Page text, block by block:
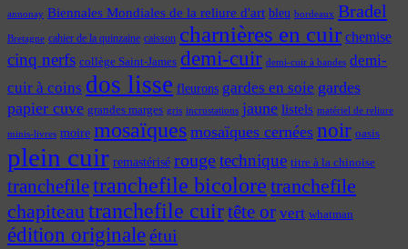
annonay Biennales Mondiales de la reliure d'art bleu bordeaux Bradel
Bretagne cahier de la quinzaine caisson charnières en cuir chemise
cinq nerfs collège Saint-James demi-cuir demi-cuir à bandes demi-
cuir à coins dos lisse fleurons gardes en soie gardes
papier cuve grandes marges gris incrustations jaune listels matériel de reliure
minis-livres moire mosaïques mosaïques cernées noir oasis
plein cuir remastérisé rougetechnique titre à la chinoise
tranchefiletranchefile bicolore tranchefile
chapiteautranchefile cuirtête or vert whatman
édition originaleétui